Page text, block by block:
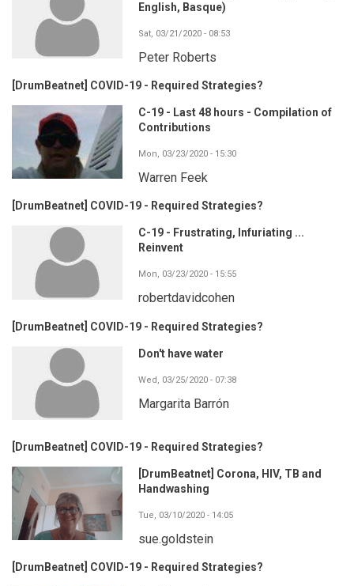
English, Basque)
Sat, 03/21/2020 - 08:53
Peter Roberts
[DrumBeatnet] COVID-19 - Required Strategies?
C-19 - Last 48 hours - Compilation of
Contributions
Mon, 03/23/2020 - 15:30
Warren Feek
[DrumBeatnet] COVID-19 - Required Strategies?
C-19 - Frustrating, Infuriating ...
Reinvent
Mon, 03/23/2020 - 15:55
robertdavidcohen
[DrumBeatnet] COVID-19 - Required Strategies?
Don't have water
Wed, 03/25/2020 - 07:38
Margarita Barrón
[DrumBeatnet] COVID-19 - Required Strategies?
[DrumBeatnet] Corona, HIV, TB and
Handwashing
Tue, 03/10/2020 - 14:05
sue.goldstein
[DrumBeatnet] COVID-19 - Required Strategies?